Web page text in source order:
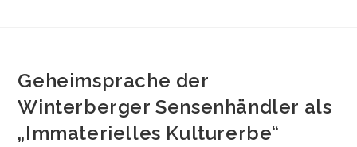
Geheimsprache der
Winterberger Sensenhändler als
„Immaterielles Kulturerbe“